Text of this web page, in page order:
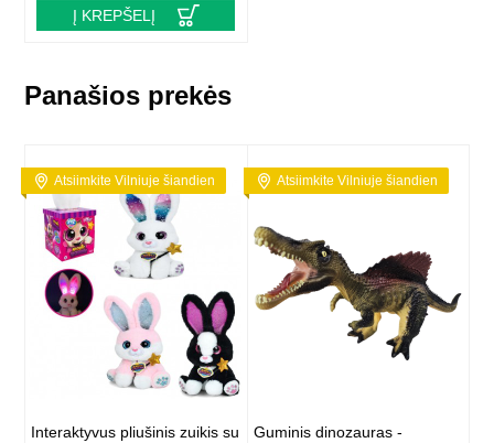
Į KREPŠELĮ
Panašios prekės
Atsiimkite Vilniuje šiandien
Interaktyvus pliušinis zuikis su
Atsiimkite Vilniuje šiandien
Guminis dinozauras -